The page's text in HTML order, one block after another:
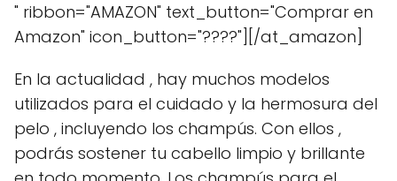
" ribbon="AMAZON" text_button="Comprar en
Amazon" icon_button="????"][/at_amazon]
En la actualidad , hay muchos modelos
utilizados para el cuidado y la hermosura del
pelo , incluyendo los champús. Con ellos ,
podrás sostener tu cabello limpio y brillante